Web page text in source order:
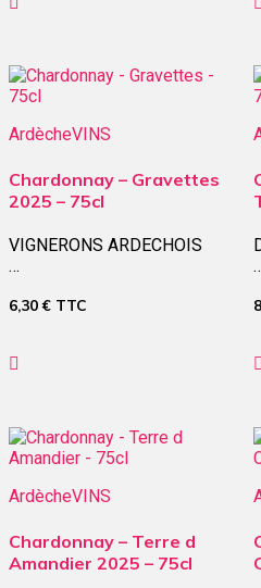
ArdècheVINS
Chardonnay – Gravettes
2025 – 75cl
VIGNERONS ARDECHOIS
…
6,30€ TTC
ArdècheVINS
Chardonnay – Terre d
Amandier 2025 – 75cl